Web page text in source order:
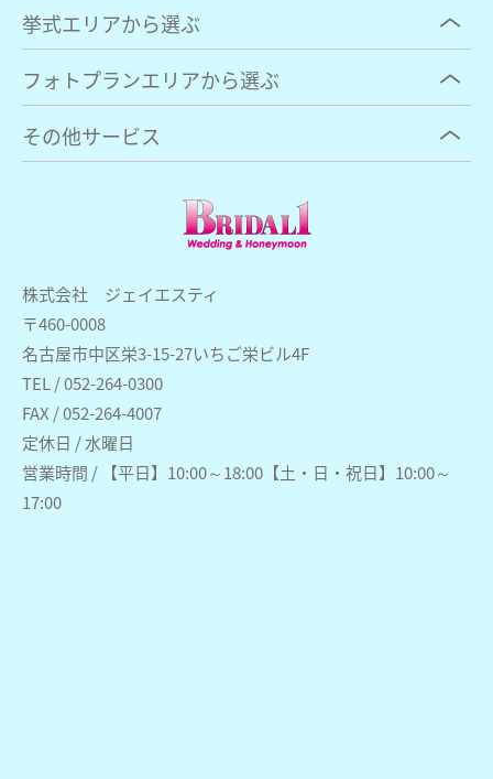
株式会社 ジェイエスティ
〒460-0008
名古屋市中区栄3-15-27いちご栄ビル4F
TEL / 052-264-0300
FAX / 052-264-4007
定休日 / 水曜日
営業時間 / 【平日】10:00～18:00【土・日・祝日】10:00～
17:00
挙式エリアから選ぶ
フォトプランエリアから選ぶ
その他サービス